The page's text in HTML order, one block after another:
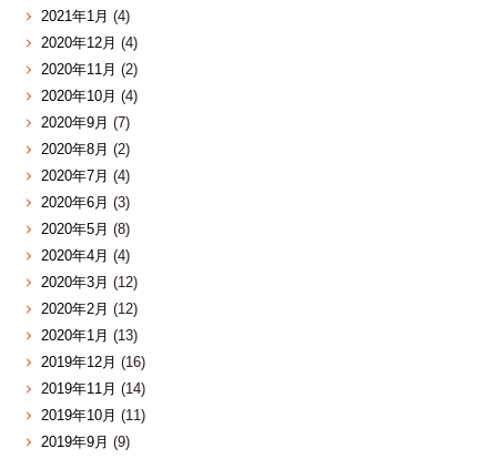
2021年1月 (4)
2020年12月 (4)
2020年11月 (2)
2020年10月 (4)
2020年9月 (7)
2020年8月 (2)
2020年7月 (4)
2020年6月 (3)
2020年5月 (8)
2020年4月 (4)
2020年3月 (12)
2020年2月 (12)
2020年1月 (13)
2019年12月 (16)
2019年11月 (14)
2019年10月 (11)
2019年9月 (9)